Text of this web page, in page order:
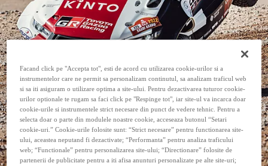
Facand click pe "Accepta tot", esti de acord cu utilizarea cookie-urilor si a
instrumentelor care ne permit sa personalizam continutul, sa analizam traficul web
si sa iti asiguram o utilizare optima a site-ului. Pentru dezactivarea tuturor cookie-
urilor optionale te rugam sa faci click pe "Respinge tot", iar site-ul va incarca doar
cookie-urile si instrumentele strict necesare din punct de vedere tehnic. Pentru a
selecta doar o parte din modulele noastre cookie, acceseaza butonul “Setari
cookie-uri.” Cookie-urile folosite sunt: “Strict necesare” pentru functionarea site-
ului, aceastea neputand fi dezactivate; “Performanta” pentru analiza traficului
web; “Functionale” pentru personalizarea site-ului; “Directionare” folosite de
partenerii de publicitate pentru a iti afisa anunturi personalizate pe alte site-uri;